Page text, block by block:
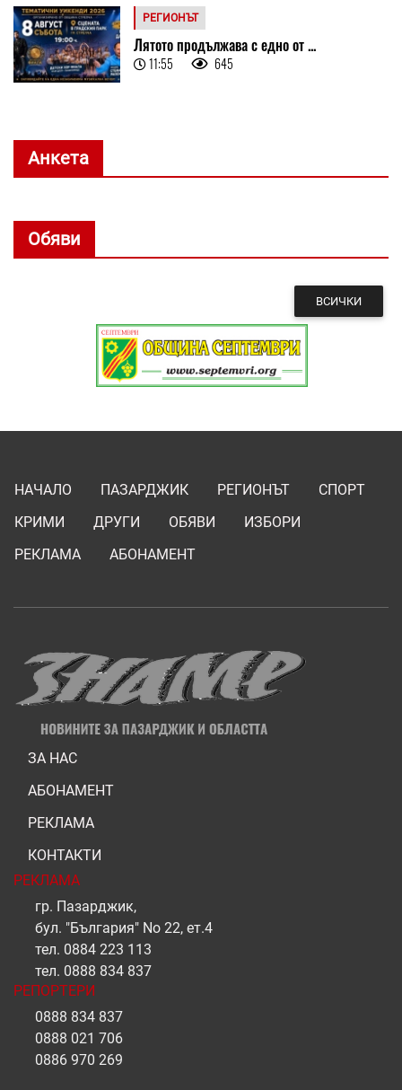
РЕГИОНЪТ
Лятото продължава с едно от ...
11:55 645
Анкета
Обяви
ВСИЧКИ
НАЧАЛО ПАЗАРДЖИК РЕГИОНЪТ
СПОРТ
КРИМИ
ДРУГИ ОБЯВИ
ИЗБОРИ
РЕКЛАМА
АБОНАМЕНТ
ЗА НАС
АБОНАМЕНТ
РЕКЛАМА
КОНТАКТИ
РЕКЛАМА
гр. Пазарджик,
бул. "България" No 22, ет.4
тел. 0884 223 113
тел. 0888 834 837
РЕПОРТЕРИ
0888 834 837
0888 021 706
0886 970 269